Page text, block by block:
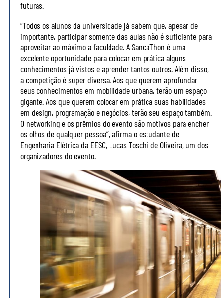
futuras.
“Todos os alunos da universidade já sabem que, apesar de
importante, participar somente das aulas não é suficiente para
aproveitar ao máximo a faculdade. A SancaThon é uma
excelente oportunidade para colocar em prática alguns
conhecimentos já vistos e aprender tantos outros. Além disso,
a competição é super diversa. Aos que querem aprofundar
seus conhecimentos em mobilidade urbana, terão um espaço
gigante. Aos que querem colocar em prática suas habilidades
em design, programação e negócios, terão seu espaço também.
O networking e os prêmios do evento são motivos para encher
os olhos de qualquer pessoa”, afirma o estudante de
Engenharia Elétrica da EESC, Lucas Toschi de Oliveira, um dos
organizadores do evento.